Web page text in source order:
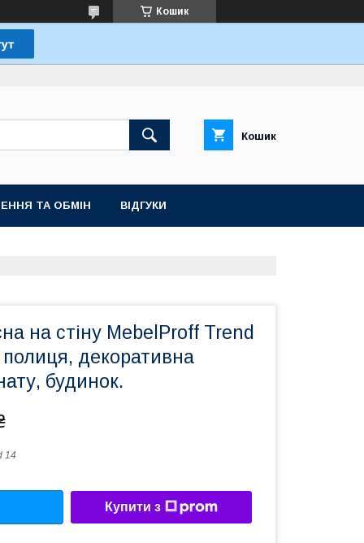
Кошик
Кошик
ТА ОБМІН ВІДГУКИ
на стіну MebelProff Trend
декоративна
будинок.
14
Купити з